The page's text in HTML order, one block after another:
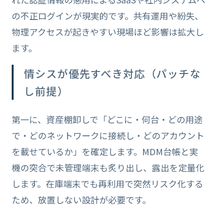
の不正ログインが現実的です。共有運用や紛失、
物理アクセスが起きやすい現場ほど影響は拡大し
ます。
情シスが優先すべき対応（パッチな
し前提）
第一に、資産棚卸しで「どこに・何台・どの用途
で・どのネットワークに接続し・どのアカウント
を載せているか」を確定します。MDM台帳と実
機の突合で未管理端末も炙り出し、露出を定量化
します。在庫端末でも再利用で突然リスク化する
ため、放置しない設計が必要です。